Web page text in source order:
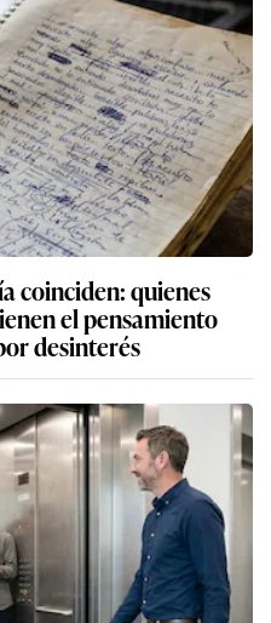
coinciden: quienes
el pensamiento
desinterés